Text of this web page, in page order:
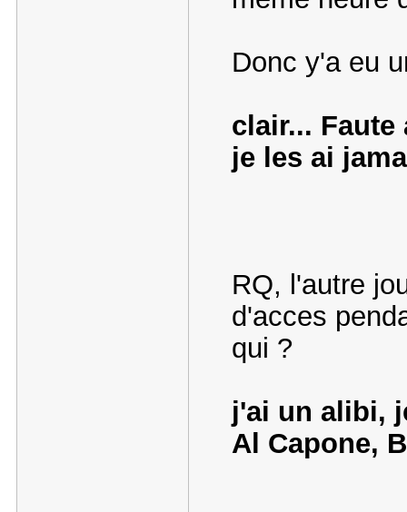
Donc y'a eu
clair...
je les ai
RQ, l'autre
d'acces
qui ?
j'ai un alibi,
Al Capone,